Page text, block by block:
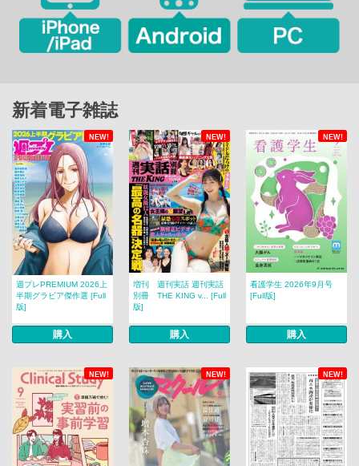
新着電子雑誌
NEW! NEW! NEW!
週プレPREMIUM 2026上
半期グラビア傑作選 [Full
版]
購入
増刊 週刊実話 週刊実話
別冊 THE KING v... [Full
版]
購入
看護学生 2026年9月号
[Full版]
購入
NEW! NEW! NEW!